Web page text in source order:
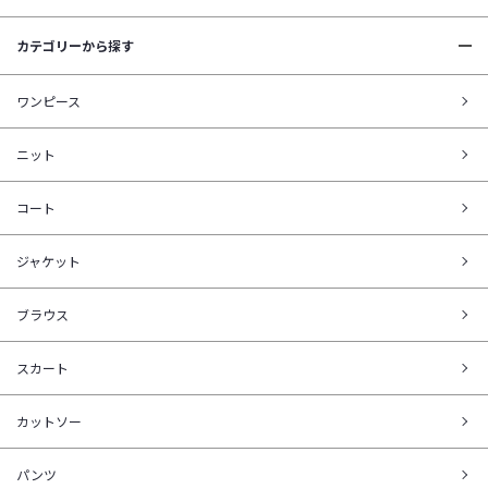
カテゴリーから探す
ワンピース
ニット
コート
ジャケット
ブラウス
スカート
カットソー
パンツ